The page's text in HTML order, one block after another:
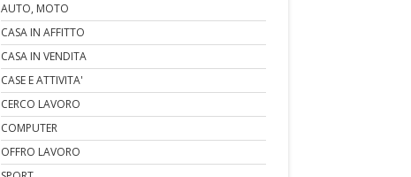
AUTO, MOTO
CASA IN AFFITTO
CASA IN VENDITA
CASE E ATTIVITA'
CERCO LAVORO
COMPUTER
OFFRO LAVORO